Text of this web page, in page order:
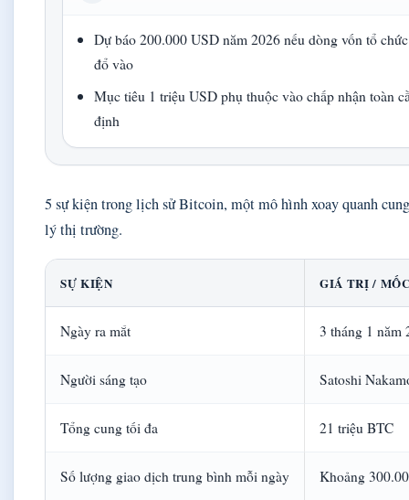
Dự báo 200.000 USD năm 2026 nếu dòng vốn tổ
đổ vào
Mục tiêu 1 triệu USD phụ thuộc vào chấp nhận toàn
định
5 sự kiện trong lịch sử Bitcoin, một mô hình xoay quanh
lý thị trường.
SỰ KIỆN GIÁ TRỊ /
Ngày ra mắt 3 tháng 1 năm
Người sáng tạo Satoshi
Tổng cung tối đa 21 triệu BTC
Số lượng giao dịch trung bình mỗi ngày Khoảng